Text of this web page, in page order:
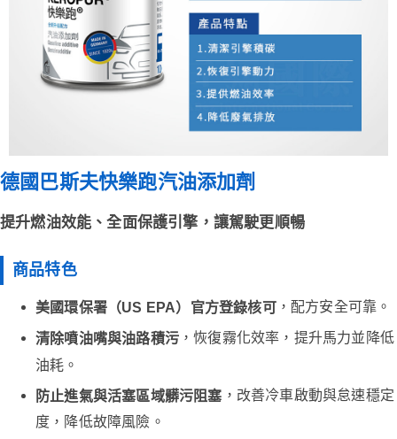
德國巴斯夫快樂跑汽油添加劑
提升燃油效能、全面保護引擎，讓駕駛更順暢
商品特色
美國環保署（US EPA）官方登錄核可 ，配方安全可靠。
清除噴油嘴與油路積污 ，恢復霧化效率，提升馬力並降低
油耗。
防止進氣與活塞區域髒污阻塞 ，改善冷車啟動與怠速穩定
度，降低故障風險。